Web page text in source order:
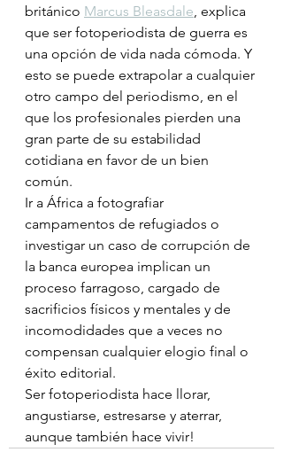
británico Marcus Bleasdale, explica
que ser fotoperiodista de guerra es
una opción de vida nada cómoda. Y
esto se puede extrapolar a cualquier
otro campo del periodismo, en el
que los profesionales pierden una
gran parte de su estabilidad
cotidiana en favor de un bien
común.
Ir a África a fotografiar
campamentos de refugiados o
investigar un caso de corrupción de
la banca europea implican un
proceso farragoso, cargado de
sacrificios físicos y mentales y de
incomodidades que a veces no
compensan cualquier elogio final o
éxito editorial.
Ser fotoperiodista hace llorar,
angustiarse, estresarse y aterrar,
aunque también hace vivir!